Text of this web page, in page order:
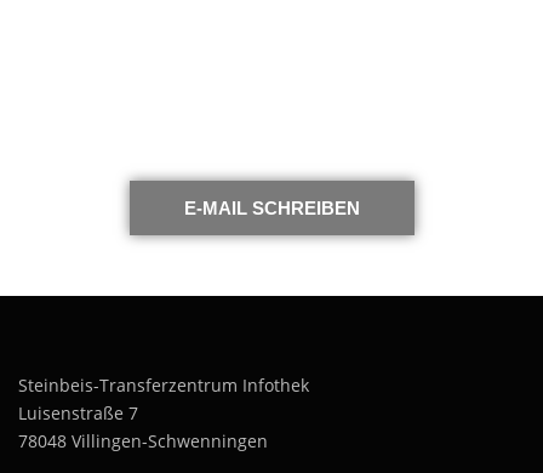
E-MAIL SCHREIBEN
Steinbeis-Transferzentrum Infothek
Luisenstraße 7
78048 Villingen-Schwenningen